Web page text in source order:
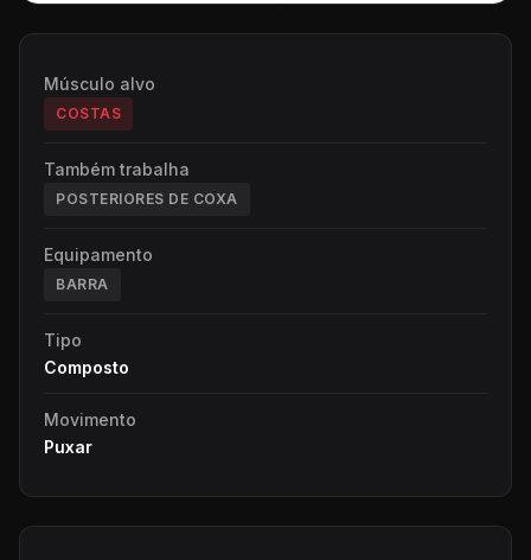
Músculo alvo
COSTAS
Também trabalha
POSTERIORES DE COXA
Equipamento
BARRA
Tipo
Composto
Movimento
Puxar